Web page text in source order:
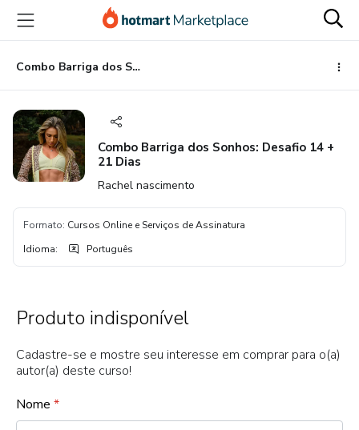
para
conteúdo
principal
para
pagamento
para
rodapé
Combo Barriga dos Sonhos: Desafio 14 + 21 Dias
Combo Barriga dos Sonhos: Desafio 14 +
21 Dias
Rachel nascimento
Formato: Cursos Online e Serviços de Assinatura
Idioma: Português
Produto indisponível
Cadastre-se e mostre seu interesse em comprar para o(a)
autor(a) deste curso!
Nome *